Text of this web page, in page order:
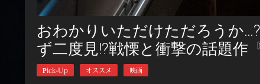
おわかりいただけただろうか
ず二度見!?戦慄と衝撃の話題作
Pick-Up オススメ 映画